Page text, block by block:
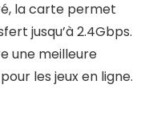
la carte permet
jusqu’à 2.4Gbps.
une meilleure
les jeux en ligne.